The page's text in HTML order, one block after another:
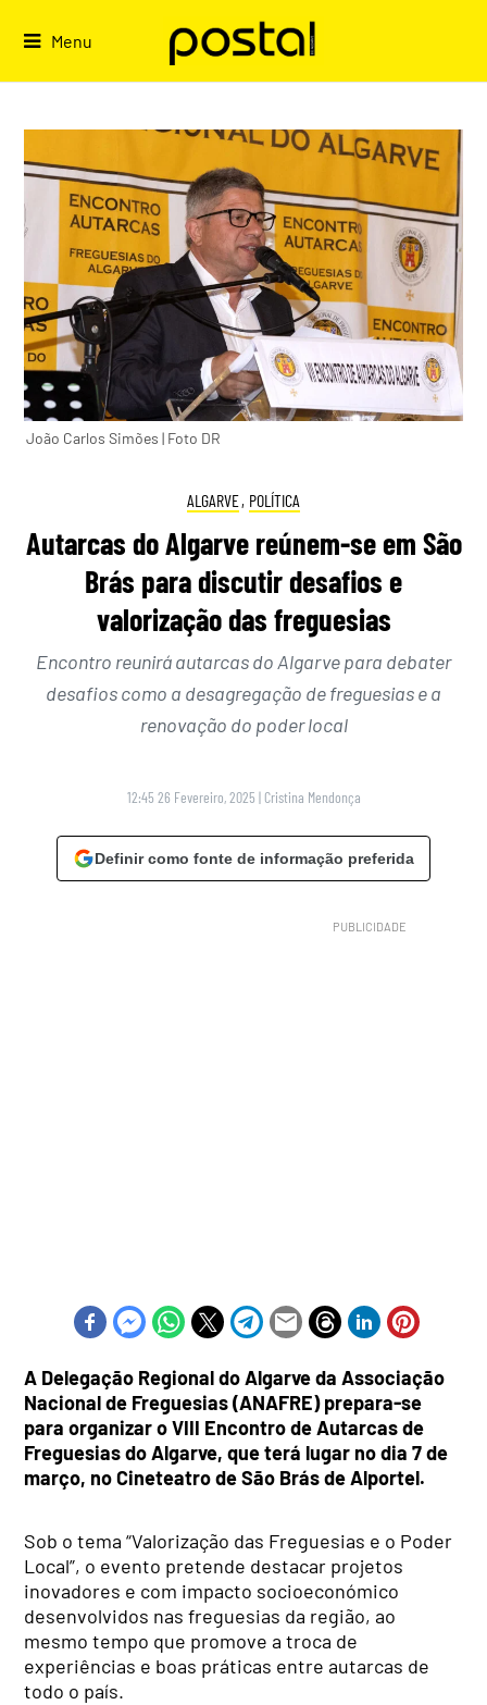
Menu
João Carlos Simões | Foto DR
ALGARVE, POLÍTICA
Autarcas do Algarve reúnem-se em São
Brás para discutir desafios e
valorização das freguesias
Encontro reunirá autarcas do Algarve para debater
desafios como a desagregação de freguesias e a
renovação do poder local
12:45 26 Fevereiro, 2025 | Cristina Mendonça
Definir como fonte de informação preferida
A Delegação Regional do Algarve da Associação
Nacional de Freguesias (ANAFRE) prepara-se
para organizar o VIII Encontro de Autarcas de
Freguesias do Algarve, que terá lugar no dia 7 de
março, no Cineteatro de São Brás de Alportel.
Sob o tema “Valorização das Freguesias e o Poder
Local”, o evento pretende destacar projetos
inovadores e com impacto socioeconómico
desenvolvidos nas freguesias da região, ao
mesmo tempo que promove a troca de
experiências e boas práticas entre autarcas de
todo o país.